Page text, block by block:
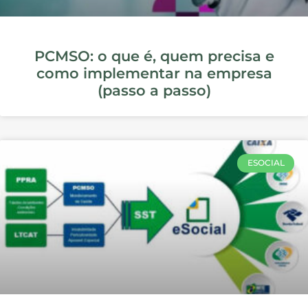
Segurança do Trabalho
A NR 14 e a Segurança em Fornos e